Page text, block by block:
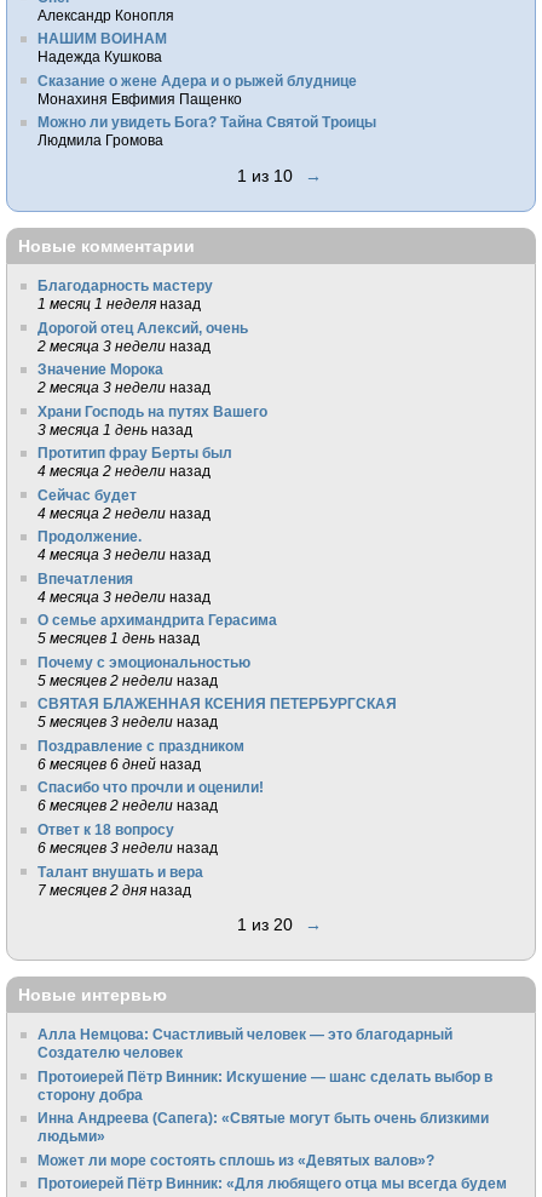
Александр Конопля
НАШИМ ВОИНАМ
Надежда Кушкова
Сказание о жене Адера и о рыжей блуднице
Монахиня Евфимия Пащенко
Можно ли увидеть Бога? Тайна Святой Троицы
Людмила Громова
1 из 10 →
Новые комментарии
Благодарность мастеру
1 месяц 1 неделя назад
Дорогой отец Алексий, очень
2 месяца 3 недели назад
Значение Морока
2 месяца 3 недели назад
Храни Господь на путях Вашего
3 месяца 1 день назад
Протитип фрау Берты был
4 месяца 2 недели назад
Сейчас будет
4 месяца 2 недели назад
Продолжение.
4 месяца 3 недели назад
Впечатления
4 месяца 3 недели назад
О семье архимандрита Герасима
5 месяцев 1 день назад
Почему с эмоциональностью
5 месяцев 2 недели назад
СВЯТАЯ БЛАЖЕННАЯ КСЕНИЯ ПЕТЕРБУРГСКАЯ
5 месяцев 3 недели назад
Поздравление с праздником
6 месяцев 6 дней назад
Спасибо что прочли и оценили!
6 месяцев 2 недели назад
Ответ к 18 вопросу
6 месяцев 3 недели назад
Талант внушать и вера
7 месяцев 2 дня назад
1 из 20 →
Новые интервью
Алла Немцова: Счастливый человек — это благодарный
Создателю человек
Протоиерей Пётр Винник: Искушение — шанс сделать выбор в
сторону добра
Инна Андреева (Сапега): «Святые могут быть очень близкими
людьми»
Может ли море состоять сплошь из «Девятых валов»?
Протоиерей Пётр Винник: «Для любящего отца мы всегда будем